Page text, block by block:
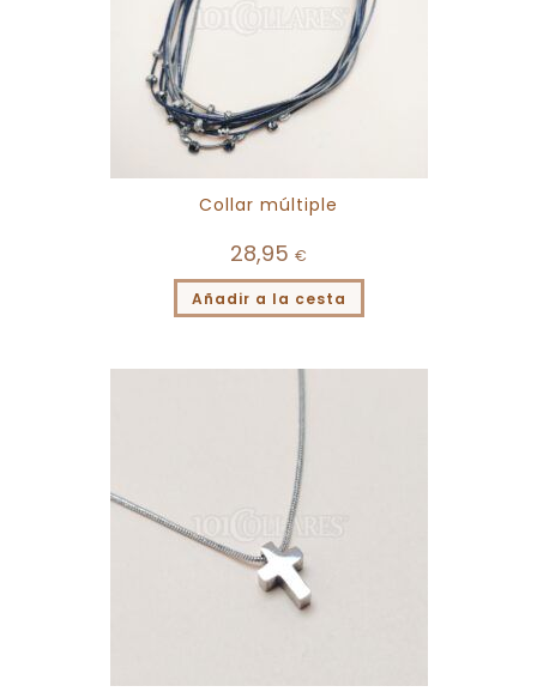
Collar múltiple
28,95 €
Añadir a la cesta